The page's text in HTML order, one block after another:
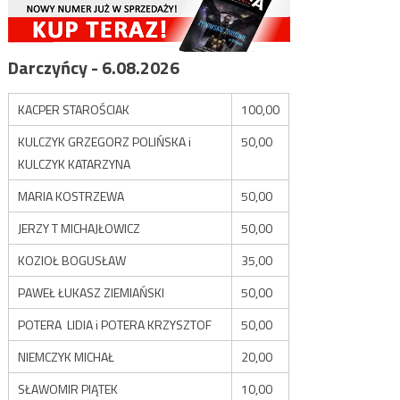
Darczyńcy - 6.08.2026
KACPER STAROŚCIAK
100,00
KULCZYK GRZEGORZ POLIŃSKA i
KULCZYK KATARZYNA
50,00
MARIA KOSTRZEWA
50,00
JERZY T MICHAJŁOWICZ
50,00
KOZIOŁ BOGUSŁAW
35,00
PAWEŁ ŁUKASZ ZIEMIAŃSKI
50,00
POTERA LIDIA i POTERA KRZYSZTOF
50,00
NIEMCZYK MICHAŁ
20,00
SŁAWOMIR PIĄTEK
10,00